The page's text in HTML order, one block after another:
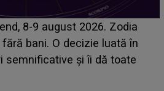
DETALIU ASCUNS până
concurentul din Casa Iubirii
despre mama
eu nu te iubesc pentru